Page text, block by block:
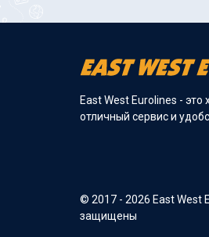
East West Eurolines -
отличный сервис и
© 2017 - 2026 East West
защищены